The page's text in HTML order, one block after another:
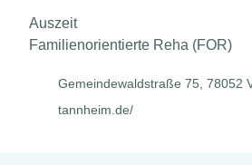
Auszeit
Familienorientierte Reha (FOR)
Gemeindewaldstraße 75, 78052
tannheim.de/